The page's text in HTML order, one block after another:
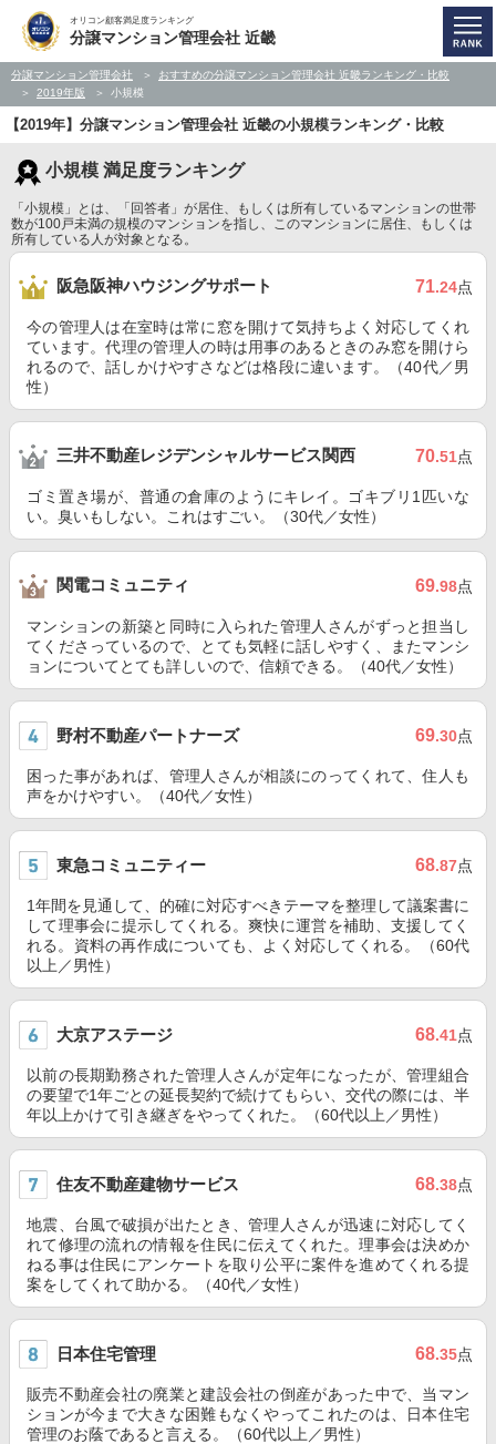
オリコン顧客満足度ランキング
分譲マンション管理会社 近畿
分譲マンション管理会社
おすすめの分譲マンション管理会社 近畿ランキング・比較
2019年版
小規模
【2019年】分譲マンション管理会社 近畿の小規模ランキング・比較
小規模 満足度ランキング
「小規模」とは、「回答者」が居住、もしくは所有しているマンションの世帯
数が100戸未満の規模のマンションを指し、このマンションに居住、もしくは
所有している人が対象となる。
阪急阪神ハウジングサポート 71.24点
今の管理人は在室時は常に窓を開けて気持ちよく対応してくれ
ています。代理の管理人の時は用事のあるときのみ窓を開けら
れるので、話しかけやすさなどは格段に違います。（40代／男
性）
三井不動産レジデンシャルサービス関西 70.51点
ゴミ置き場が、普通の倉庫のようにキレイ。ゴキブリ1匹いな
い。臭いもしない。これはすごい。（30代／女性）
関電コミュニティ 69.98点
マンションの新築と同時に入られた管理人さんがずっと担当し
てくださっているので、とても気軽に話しやすく、またマンシ
ョンについてとても詳しいので、信頼できる。（40代／女性）
野村不動産パートナーズ 69.30点
困った事があれば、管理人さんが相談にのってくれて、住人も
声をかけやすい。（40代／女性）
東急コミュニティー 68.87点
1年間を見通して、的確に対応すべきテーマを整理して議案書に
して理事会に提示してくれる。爽快に運営を補助、支援してく
れる。資料の再作成についても、よく対応してくれる。（60代
以上／男性）
大京アステージ 68.41点
以前の長期勤務された管理人さんが定年になったが、管理組合
の要望で1年ごとの延長契約で続けてもらい、交代の際には、半
年以上かけて引き継ぎをやってくれた。（60代以上／男性）
住友不動産建物サービス 68.38点
地震、台風で破損が出たとき、管理人さんが迅速に対応してく
れて修理の流れの情報を住民に伝えてくれた。理事会は決めか
ねる事は住民にアンケートを取り公平に案件を進めてくれる提
案をしてくれて助かる。（40代／女性）
日本住宅管理 68.35点
販売不動産会社の廃業と建設会社の倒産があった中で、当マン
ションが今まで大きな困難もなくやってこれたのは、日本住宅
管理のお蔭であると言える。（60代以上／男性）